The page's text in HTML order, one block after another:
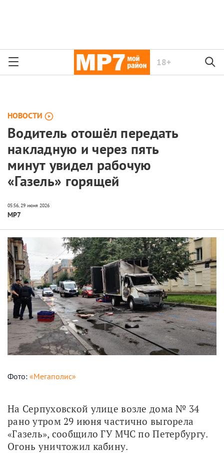
18+
НОВОСТИ
Водитель отошёл передать
накладную и через пять
минут увидел рабочую
«Газель» горящей
МР7
Фото: «Мегаполис»
На Серпуховской улице возле дома № 34
рано утром 29 июня частично выгорела
«Газель», сообщило ГУ МЧС по Петербургу.
Огонь уничтожил кабину.